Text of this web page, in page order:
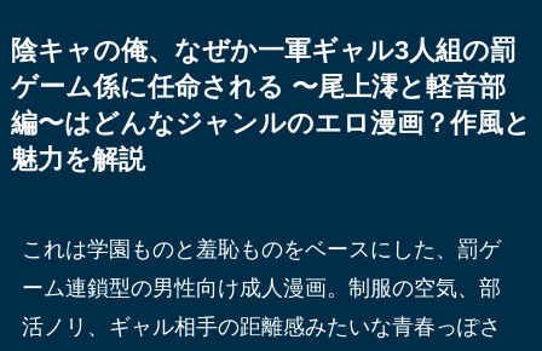
陰キャの俺、なぜか一軍ギャル3人組の罰
ゲーム係に任命される 〜尾上澪と軽音部
編〜はどんなジャンルのエロ漫画？作風と
魅力を解説
これは学園ものと羞恥ものをベースにした、罰ゲ
ーム連鎖型の男性向け成人漫画。制服の空気、部
活ノリ、ギャル相手の距離感みたいな青春っぽさ